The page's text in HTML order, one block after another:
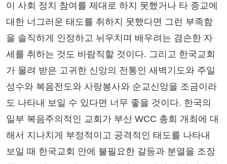
이 사회 정치 참여를 제대로 하지 못했거나 타 종교에
대한 너그러운 태도를 취하지 못했다면 그런 부족함
을 솔직하게 인정하고 뉘우치며 배우려는 겸손한 자
세를 취하는 것도 바람직할 것이다. 그리고 한국교회
가 물려 받은 고귀한 신앙의 전통인 새벽기도와 주일
성수와 복음전도와 사랑봉사와 순교신앙을 조금이라
도 나타내 보일 수 있다면 너무 좋을 것이다. 한국의
일부 복음주의적인 교회가 부산 WCC 총회 개최에 대
해서 지나치게 부정적이고 공격적인 태도를 나타내
보일 때 한국교회 안에 불필요한 갈등과 분열을 조장